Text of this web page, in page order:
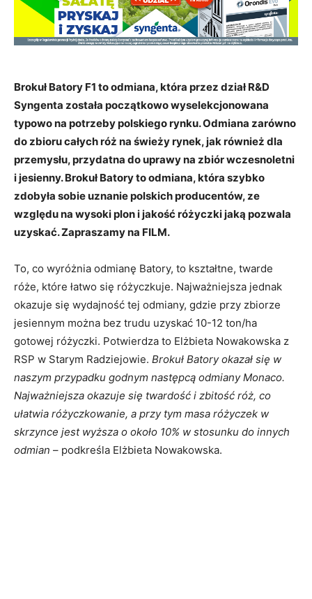
Brokuł Batory F1 to odmiana, która przez dział R&D
Syngenta została początkowo wyselekcjonowana
typowo na potrzeby polskiego rynku. Odmiana zarówno
do zbioru całych róż na świeży rynek, jak również dla
przemysłu, przydatna do uprawy na zbiór wczesnoletni
i jesienny. Brokuł Batory to odmiana, która szybko
zdobyła sobie uznanie polskich producentów, ze
względu na wysoki plon i jakość różyczki jaką pozwala
uzyskać. Zapraszamy na FILM.
To, co wyróżnia odmianę Batory, to kształtne, twarde
róże, które łatwo się różyczkuje. Najważniejsza jednak
okazuje się wydajność tej odmiany, gdzie przy zbiorze
jesiennym można bez trudu uzyskać 10-12 ton/ha
gotowej różyczki. Potwierdza to Elżbieta Nowakowska z
RSP w Starym Radziejowie. Brokuł Batory okazał się w
naszym przypadku godnym następcą odmiany Monaco.
Najważniejsza okazuje się twardość i zbitość róż, co
ułatwia różyczkowanie, a przy tym masa różyczek w
skrzynce jest wyższa o około 10% w stosunku do innych
odmian – podkreśla Elżbieta Nowakowska.